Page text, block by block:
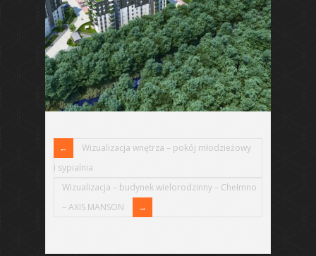
Wizualizacja wnętrza – pokój młodzieżowy
i sypialnia
Wizualizacja – budynek wielorodzinny – Chełmno
– AXIS MANSON